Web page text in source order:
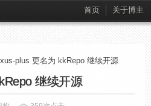
首页 关于博主
plus 更名为 kkRepo 继续开源
继续开源